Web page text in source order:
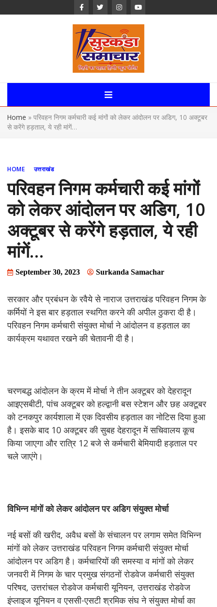
Surkanda
Samachar:
Uttarakhand,
Home » परिवहन निगम कर्मचारी कई मांगों को लेकर आंदोलन पर अडिग, 10 अक्टूबर
से करेंगे हड़ताल, ये रही मांगें…
HOME उत्तराखंड
परिवहन निगम कर्मचारी कई मांगों
को लेकर आंदोलन पर अडिग, 10
अक्टूबर से करेंगे हड़ताल, ये रही
मांगें…
September 30, 2023 Surkanda Samachar
सरकार और प्रबंधन के रवैये से नाराज उत्तराखंड परिवहन निगम के
कर्मियों ने इस बार हड़ताल स्थगित करने की अपील ठुकरा दी है।
परिवहन निगम कर्मचारी संयुक्त मोर्चा ने आंदोलन व हड़ताल का
कार्यक्रम यथावत रखने की चेतावनी दी है।
चरणबद्ध आंदोलन के क्रम में मोर्चा ने तीन अक्टूबर को देहरादून
आइएसबीटी, पांच अक्टूबर को हल्द्वानी बस स्टेशन और छह अक्टूबर
को टनकपुर कार्यशाला में एक दिवसीय हड़ताल का नोटिस दिया हुआ
है। इसके बाद 10 अक्टूबर की सुबह देहरादून में सचिवालय कूच
किया जाएगा और रात्रि 12 बजे से कर्मचारी बेमियादी हड़ताल पर
चले जाएंगे।
विभिन्नमांगोंकोलेकरआंदोलनपरअडिगसंयुक्तमोर्चा
नई बसों की खरीद, अवैध बसों के संचालन पर लगाम समेत विभिन्न
मांगों को लेकर उत्तराखंड परिवहन निगम कर्मचारी संयुक्त मोर्चा
आंदोलन पर अडिग है। कर्मचारियों की समस्या व मांगों को लेकर
जनवरी में निगम के चार प्रमुख संगठनों रोडवेज कर्मचारी संयुक्त
परिषद, उत्तरांचल रोडवेज कर्मचारी यूनियन, उत्तराखंड रोडवेज
इंप्लाइज यूनियन व एससी-एसटी श्रमिक संघ ने संयुक्त मोर्चा का